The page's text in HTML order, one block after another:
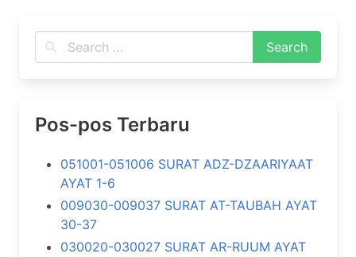
Pos-pos Terbaru
051001-051006 SURAT ADZ-DZAARIYAAT
AYAT 1-6
009030-009037 SURAT AT-TAUBAH AYAT
30-37
030020-030027 SURAT AR-RUUM AYAT